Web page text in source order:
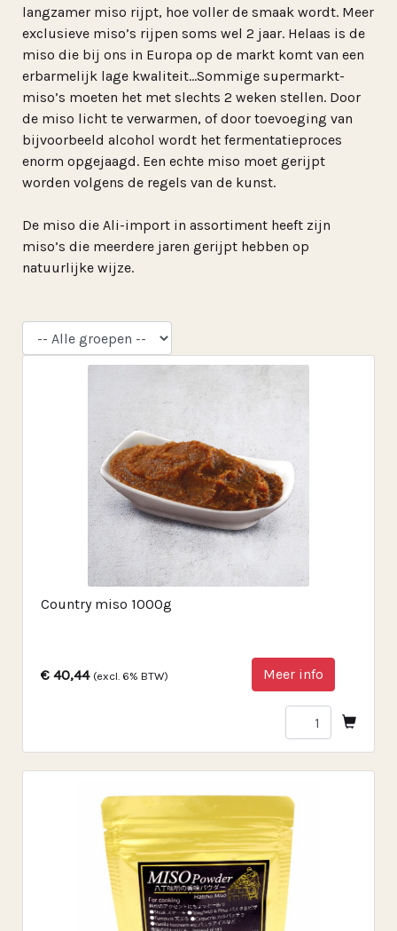
langzamer miso rijpt, hoe voller de smaak wordt. Meer
exclusieve miso’s rijpen soms wel 2 jaar. Helaas is de
miso die bij ons in Europa op de markt komt van een
erbarmelijk lage kwaliteit…Sommige supermarkt-
miso’s moeten het met slechts 2 weken stellen. Door
de miso licht te verwarmen, of door toevoeging van
bijvoorbeeld alcohol wordt het fermentatieproces
enorm opgejaagd. Een echte miso moet gerijpt
worden volgens de regels van de kunst.
De miso die Ali-import in assortiment heeft zijn
miso’s die meerdere jaren gerijpt hebben op
natuurlijke wijze.
Country miso 1000g
€ 40,44 (excl. 6% BTW) Meer info